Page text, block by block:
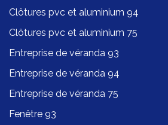
Clôtures pvc et aluminium 94
Clôtures pvc et aluminium 75
Entreprise de véranda 93
Entreprise de véranda 94
Entreprise de véranda 75
Fenêtre 93